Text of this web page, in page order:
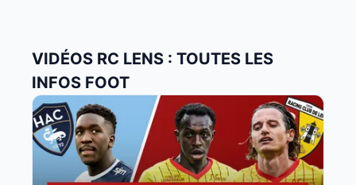
VIDÉOS RC LENS : TOUTES LES
INFOS FOOT